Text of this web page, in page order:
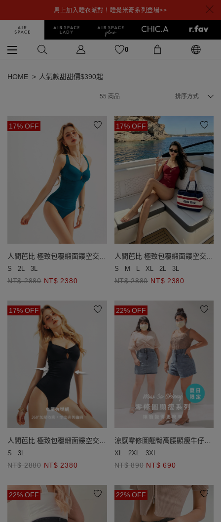
馬上加入睡衣派對！睡覺米奇系列登場>>
0
HOME 人氣款甜甜價$390起
55 商品 排序方式
17% OFF
人間芭比 極致包覆緞面鏤空交叉
美背連身泳衣
S 2L 3L
NT$ 2880 NT$ 2380
17% OFF
人間芭比 極致包覆緞面鏤空交叉
美背連身泳衣
S M L XL 2L 3L
NT$ 2880 NT$ 2380
17% OFF
人間芭比 極致包覆緞面鏤空交叉
美背連身泳衣
S 3L
NT$ 2880 NT$ 2380
22% OFF
涼感零修圖翹臀高腰顯瘦牛仔短
褲
XL 2XL 3XL
NT$ 890 NT$ 690
22% OFF 22% OFF